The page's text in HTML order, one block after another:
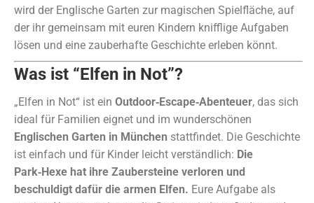
wird der Englische Garten zur magischen Spielfläche, auf
der ihr gemeinsam mit euren Kindern knifflige Aufgaben
lösen und eine zauberhafte Geschichte erleben könnt.
Was ist “Elfen in Not”?
„Elfen in Not“ ist ein Outdoor‑Escape‑Abenteuer, das sich
ideal für Familien eignet und im wunderschönen
Englischen Garten in München stattfindet. Die Geschichte
ist einfach und für Kinder leicht verständlich: Die
Park‑Hexe hat ihre Zaubersteine verloren und
beschuldigt dafür die armen Elfen. Eure Aufgabe als